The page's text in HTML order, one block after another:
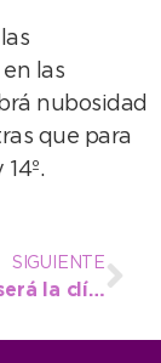
las
nubosidad
que para
SIGUIENTE
Mañana será la clínica deportiva gratuita del Programa EIDE